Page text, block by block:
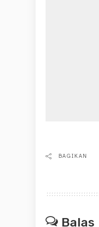
BAGIKAN
Balas